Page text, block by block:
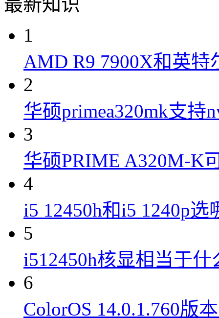
1
AMD R9 7900X和英特
2
华硕primea320mk支持
3
华硕PRIME A320M-K
4
i5 12450h和i5 1240p选
5
i512450h核显相当于什
6
ColorOS 14.0.1.760版